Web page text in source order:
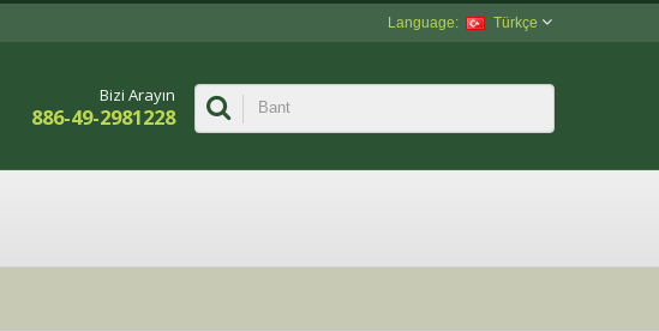
Türkçe
Bizi Arayın
886-49-2981228